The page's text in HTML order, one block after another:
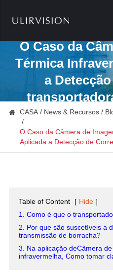
O Caso da
Térmica
a
CASA News & Recursos
O Caso da Câmera de
Aplicada a Detecção de
Table of Content [ Hide ]
1. Como é que o
2. Por que são suscetíveis a
transmissão de borracha?
3. Na aplicação deCâmera
infravermelha, Como tomar